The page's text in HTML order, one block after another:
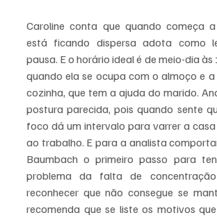
Caroline conta que quando começa
está ficando dispersa adota como
pausa. E o horário ideal é de meio-dia às
quando ela se ocupa com o almoço e
cozinha, que tem a ajuda do marido.
postura parecida, pois quando sente
foco dá um intervalo para varrer a
ao trabalho. E para a analista
Baumbach o primeiro passo para
problema da falta de
reconhecer que não consegue se
recomenda que se liste os motivos